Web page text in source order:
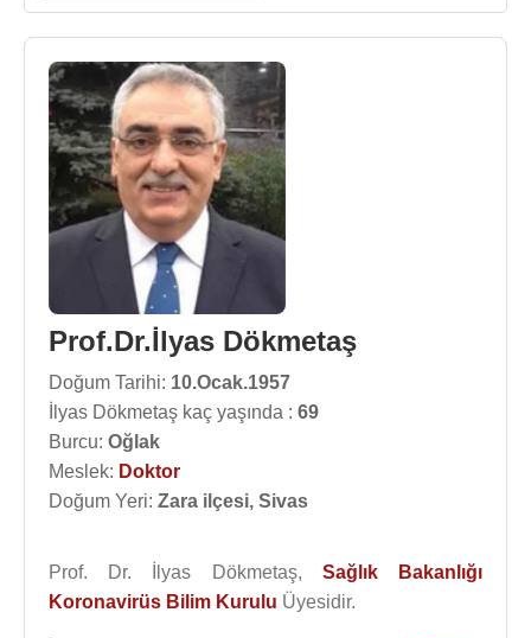
Prof.Dr.İlyas Dökmetaş
Doğum Tarihi: 10.Ocak.1957
İlyas Dökmetaş kaç yaşında : 69
Burcu: Oğlak
Meslek: Doktor
Doğum Yeri: Zara ilçesi, Sivas
Prof. Dr. İlyas Dökmetaş, Sağlık Bakanlığı
Koronavirüs Bilim Kurulu Üyesidir.